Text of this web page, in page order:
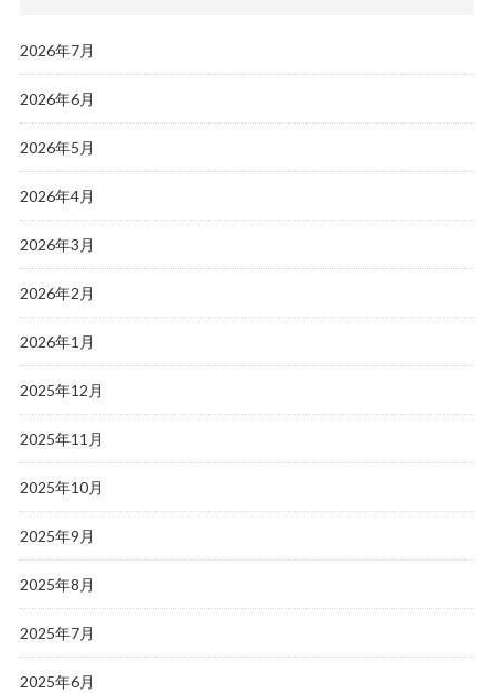
2026年7月
2026年6月
2026年5月
2026年4月
2026年3月
2026年2月
2026年1月
2025年12月
2025年11月
2025年10月
2025年9月
2025年8月
2025年7月
2025年6月